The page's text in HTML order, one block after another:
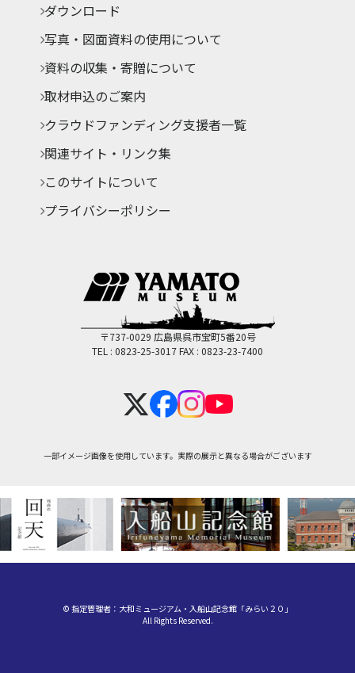
ダウンロード
写真・図面資料の使用について
資料の収集・寄贈について
取材申込のご案内
クラウドファンディング支援者一覧
関連サイト・リンク集
このサイトについて
プライバシーポリシー
〒737-0029 広島県呉市宝町5番20号
TEL : 0823-25-3017FAX : 0823-23-7400
一部イメージ画像を使用しています。実際の展示と異なる場合がございます
© 指定管理者：大和ミュージアム・入船山記念館「みらい２０」
All Rights Reserved.